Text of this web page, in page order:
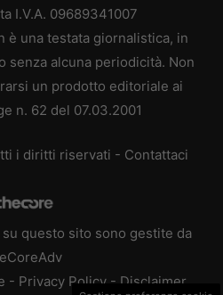
I.V.A. 09689341007
è una testata giornalistica, in
senza alcuna periodicità. Non
un prodotto editoriale ai
n. 62 del 07.03.2001
i diritti riservati - Contattaci
questo sito sono gestite da
- Privacy Policy - Disclaimer